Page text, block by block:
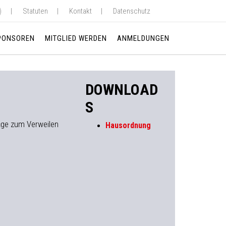
Statuten Kontakt Datenschutz
MITGLIED WERDEN ANMELDUNGEN
zum Verweilen
DOWNLOAD
S
Hausordnung